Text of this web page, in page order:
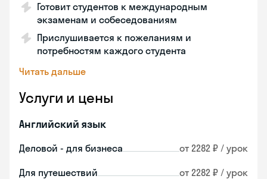
Готовит студентов к международным
экзаменам и собеседованиям
Прислушивается к пожеланиям и
потребностям каждого студента
Читать дальше
Услуги и цены
Английский язык
Деловой - для бизнеса от 2282 ₽ / урок
Для путешествий от 2282 ₽ / урок